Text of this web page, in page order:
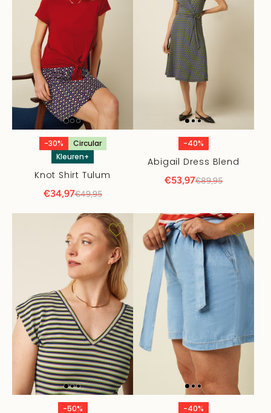
-30%
Circular
Kleuren+
Knot Shirt Tulum
€34,97€49,95
-40%
Abigail Dress Blend
€53,97€89,95
-50% -40%